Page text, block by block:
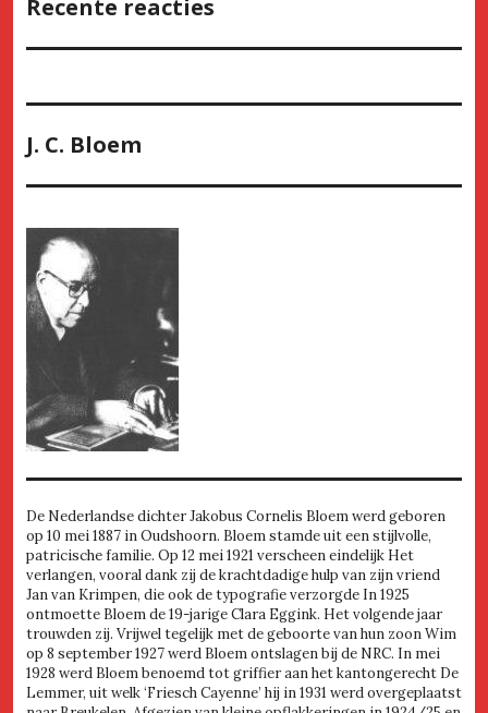
Recente reacties
J. C. Bloem
De Nederlandse dichter Jakobus Cornelis Bloem werd geboren
op 10 mei 1887 in Oudshoorn. Bloem stamde uit een stijlvolle,
patricische familie. Op 12 mei 1921 verscheen eindelijk Het
verlangen, vooral dank zij de krachtdadige hulp van zijn vriend
Jan van Krimpen, die ook de typografie verzorgde In 1925
ontmoette Bloem de 19-jarige Clara Eggink. Het volgende jaar
trouwden zij. Vrijwel tegelijk met de geboorte van hun zoon Wim
op 8 september 1927 werd Bloem ontslagen bij de NRC. In mei
1928 werd Bloem benoemd tot griffier aan het kantongerecht De
Lemmer, uit welk ‘Friesch Cayenne’ hij in 1931 werd overgeplaatst